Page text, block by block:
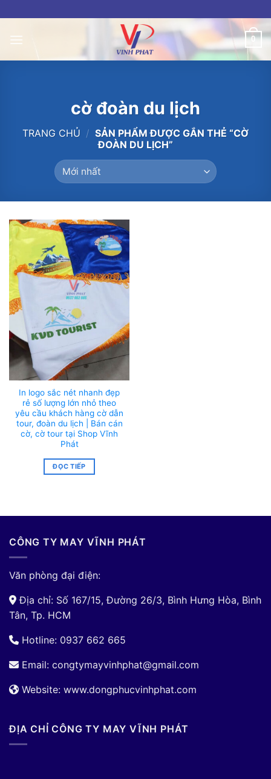
to
content
0
cờ đoàn du lịch
TRANG CHỦ / SẢN PHẨM ĐƯỢC GẮN THẺ “CỜ
ĐOÀN DU LỊCH”
In logo sắc nét nhanh đẹp
rẻ số lượng lớn nhỏ theo
yêu cầu khách hàng cờ dẫn
tour, đoàn du lịch | Bán cán
cờ, cờ tour tại Shop Vĩnh
Phát
ĐỌC TIẾP
CÔNG TY MAY VĨNH PHÁT
Văn phòng đại điện:
Địa chỉ: Số 167/15, Đường 26/3, Bình Hưng Hòa, Bình
Tân, Tp. HCM
Hotline: 0937 662 665
Email: congtymayvinhphat@gmail.com
Website: www.dongphucvinhphat.com
ĐỊA CHỈ CÔNG TY MAY VĨNH PHÁT